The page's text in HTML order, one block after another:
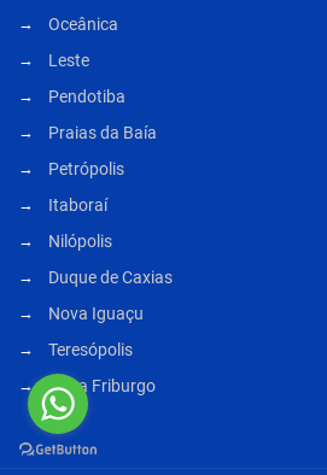
Oceânica
Leste
Pendotiba
Praias da Baía
Petrópolis
Itaboraí
Nilópolis
Duque de Caxias
Nova Iguaçu
Teresópolis
Nova Friburgo